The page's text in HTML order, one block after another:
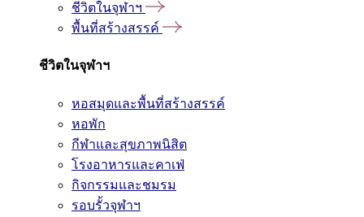
ชีวิตในจุฬาฯ
พื้นที่สร้างสรรค์
ชีวิตในจุฬาฯ
หอสมุดและพื้นที่สร้างสรรค์
หอพัก
กีฬาและสุขภาพนิสิต
โรงอาหารและคาเฟ่
กิจกรรมและชมรม
รอบรั้วจุฬาฯ